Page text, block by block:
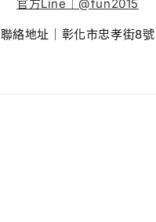
官方Line｜@fun2015
聯絡地址｜彰化市忠孝街8號